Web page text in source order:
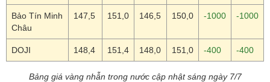
Bảo Tín Minh
Châu
147,5 151,0 146,5 150,0 -1000 -1000
DOJI 148,4 151,4 148,0 151,0 -400 -400
Bảng giá vàng nhẫn trong nước cập nhật sáng ngày 7/7